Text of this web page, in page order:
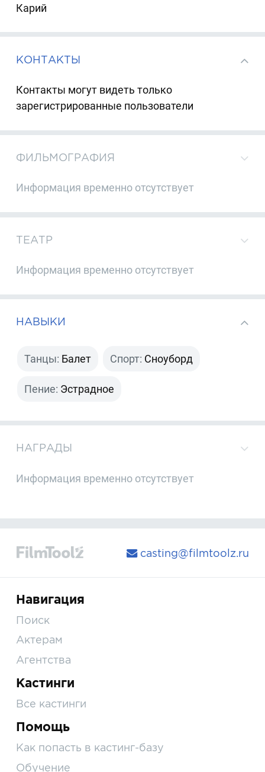
Карий
КОНТАКТЫ
Контакты могут видеть только
зарегистрированные пользователи
ФИЛЬМОГРАФИЯ
Информация временно отсутствует
ТЕАТР
Информация временно отсутствует
НАВЫКИ
Танцы: Балет Спорт: Сноуборд
Пение: Эстрадное
НАГРАДЫ
Информация временно отсутствует
casting@filmtoolz.ru
Навигация
Поиск
Актерам
Агентства
Кастинги
Все кастинги
Помощь
Как попасть в кастинг-базу
Обучение